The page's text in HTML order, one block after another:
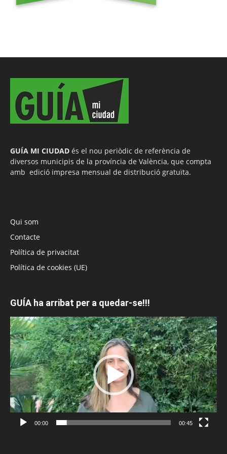
GUÍA MI CIUDAD és el nou periòdic de referència de
diversos municipis de la província de València, que compta
amb edició impresa mensual de distribució gratuïta.
Qui som
Contacte
Política de privacitat
Política de cookies (UE)
GUÍA ha arribat per a quedar-se!!!
Reproductor
de
vídeo
00:00 00:45